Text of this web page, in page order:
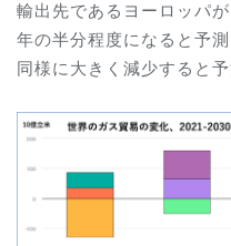
輸出先であるヨーロッパ
年の半分程度になると予
同様に大きく減少すると予